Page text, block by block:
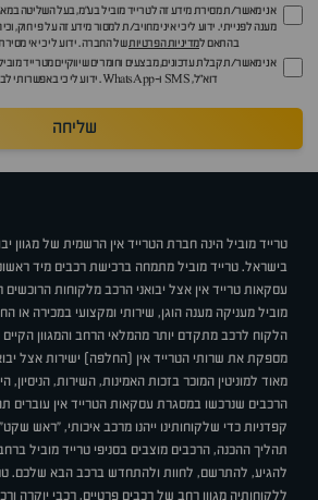
אני מאשר/ת מסירת מידע זה לטרייד מוביל בע"מ, בעל השליטה
מענה לפנייתי. ידוע לי כי איני מחויב/ת למסור מידע זה על פי חוק,
בהתאם למדיניות הפרטיותשל החברה. ידוע לי כי אי
אני מאשר/ת קבלת עדכונים, מבצעים וחומרים שיווקיים מטרייד
דוא״ל, SMS ו-WhatsApp. ידוע לי כי באפשרותי לבטל הסכמה זו בכל עת.
שליחה
טרייד מוביל הינה חברת הטרייד אין הרשמית של מגוון
בישראל. טרייד מוביל מתמחה ברכישת רכבים מיד
עסקאות טרייד אין אצל יבואני הרכב מלקוחות
מוביל מעניקה מענה הוגן, שירותי ומקצועי במכירה
הלקוח לרכב מתקדם יותר מהמלאי הרחב והמגוון הקיים
מספקת את שרותי הטרייד אין (החלפה) ישירות אצל
מאוד למוניטין המוכר בזכות האמינות, השירות, הניסיון,
הרכבים שנרכשו במסגרת עסקאות הטרייד אין עוברים
קפדניות כדי שלקוחותינו ייהנו מרכב איכותי, "ראש
תהליך ההכנה, הרכבים מוצבים בסניפי טרייד מוביל
להגיע, להתרשם, לחוות ולהתחדש ברכב הבא שלכם.
ללקוחותיה מגוון רחב של רכבים פרטיים, רכבי יוקרה